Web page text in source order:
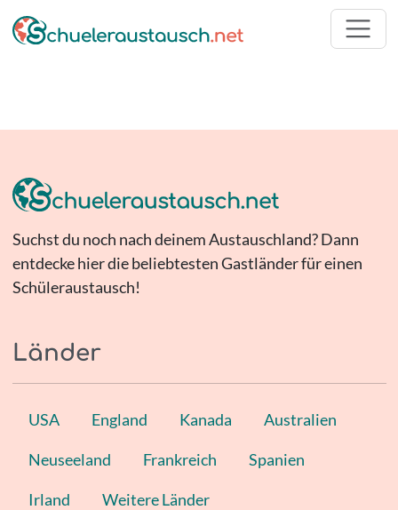
Suchst du noch nach deinem Austauschland? Dann
entdecke hier die beliebtesten Gastländer für einen
Schüleraustausch!
Länder
USA England Kanada Australien
Neuseeland Frankreich Spanien
Irland Weitere Länder